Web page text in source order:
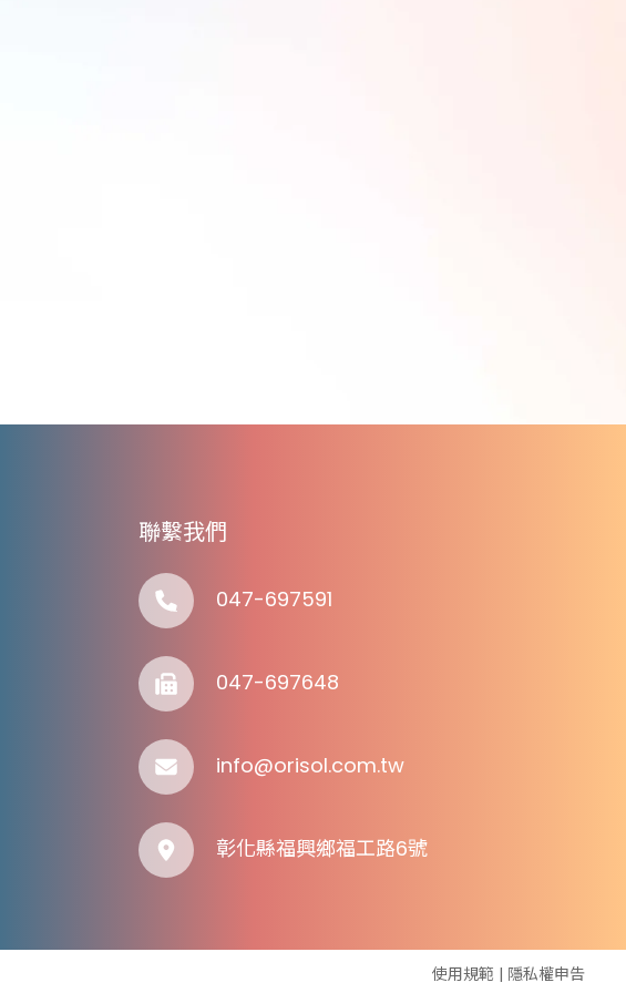
聯繫我們
047-697591
047-697648
info@orisol.com.tw
彰化縣福興鄉福工路6號
使用規範 | 隱私權申告